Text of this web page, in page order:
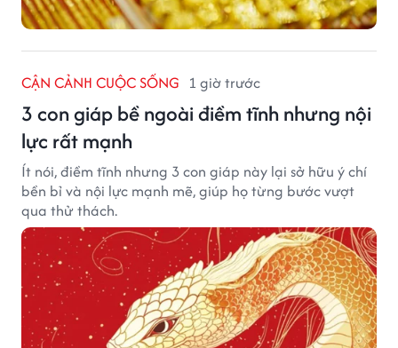
CẬN CẢNH CUỘC SỐNG 1 giờ trước
3 con giáp bề ngoài điềm tĩnh nhưng nội
lực rất mạnh
Ít nói, điềm tĩnh nhưng 3 con giáp này lại sở hữu ý chí
bền bỉ và nội lực mạnh mẽ, giúp họ từng bước vượt
qua thử thách.